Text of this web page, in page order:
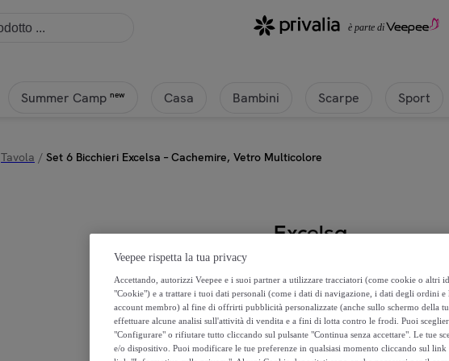
Summer Camp new Casa Bambini Scarpe Sport
Tavola / Set 6 Bicchieri Excelsa – Cachemire, Vetro Multicolore
Excelsa
Set 6 Bicchieri
42,80 €
79,60 €
Veepee rispetta la tua privacy
Accettando, autorizzi Veepee e i suoi partner a utilizzare tracciatori (come cookie o altri
"Cookie") e a trattare i tuoi dati personali (come i dati di navigazione, i dati degli ordini
account membro) al fine di offrirti pubblicità personalizzate (anche sullo schermo della
effettuare alcune analisi sull'attività di vendita e a fini di lotta contro le frodi. Puoi
"Configurare" o rifiutare tutto cliccando sul pulsante "Continua senza accettare". Le tue
e/o dispositivo. Puoi modificare le tue preferenze in qualsiasi momento cliccando sul